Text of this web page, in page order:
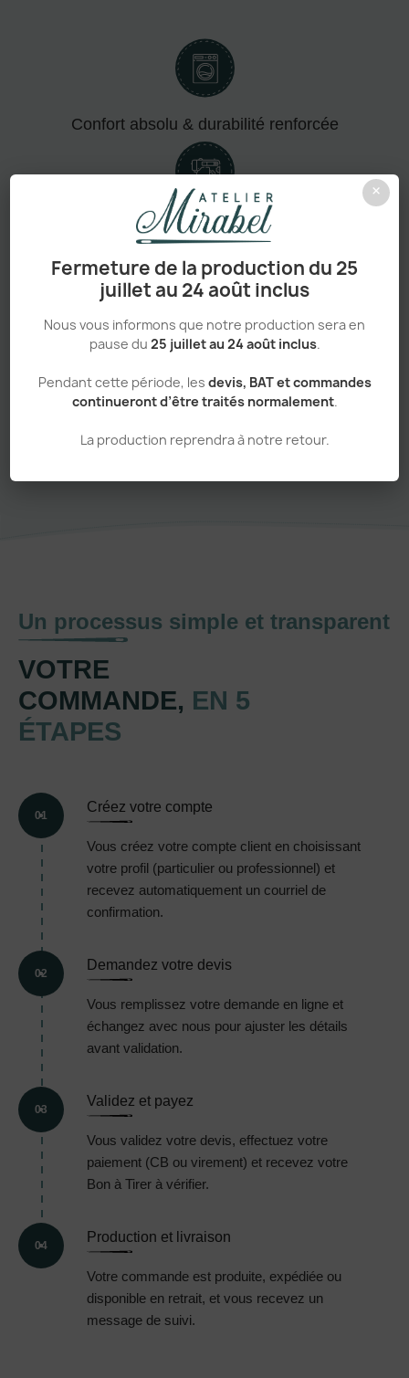
×
Fermeture de la production du 25
juillet au 24 août inclus
Nous vous informons que notre production sera en
pause du 25 juillet au 24 août inclus.
Pendant cette période, les devis, BAT et commandes
continueront d’être traités normalement.
La production reprendra à notre retour.
Confort absolu & durabilité renforcée
Personnalisation haut de gamme
Adapté aux pros comme aux particuliers
Sans minimum de commande
Un processus simple et transparent
VOTRE
COMMANDE, EN 5
ÉTAPES
01
Créez votre compte
Vous créez votre compte client en choisissant
votre profil (particulier ou professionnel) et
recevez automatiquement un courriel de
confirmation.
02
Demandez votre devis
Vous remplissez votre demande en ligne et
échangez avec nous pour ajuster les détails
avant validation.
03
Validez et payez
Vous validez votre devis, effectuez votre
paiement (CB ou virement) et recevez votre
Bon à Tirer à vérifier.
04
Production et livraison
Votre commande est produite, expédiée ou
disponible en retrait, et vous recevez un
message de suivi.